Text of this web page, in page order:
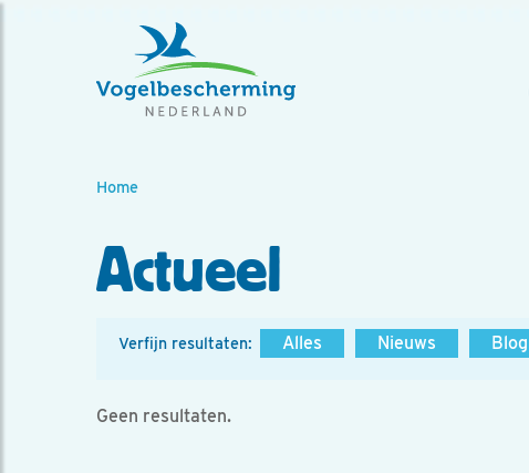
Home
Actueel
Verfijn resultaten: Alles Nieuws Blog
Geen resultaten.